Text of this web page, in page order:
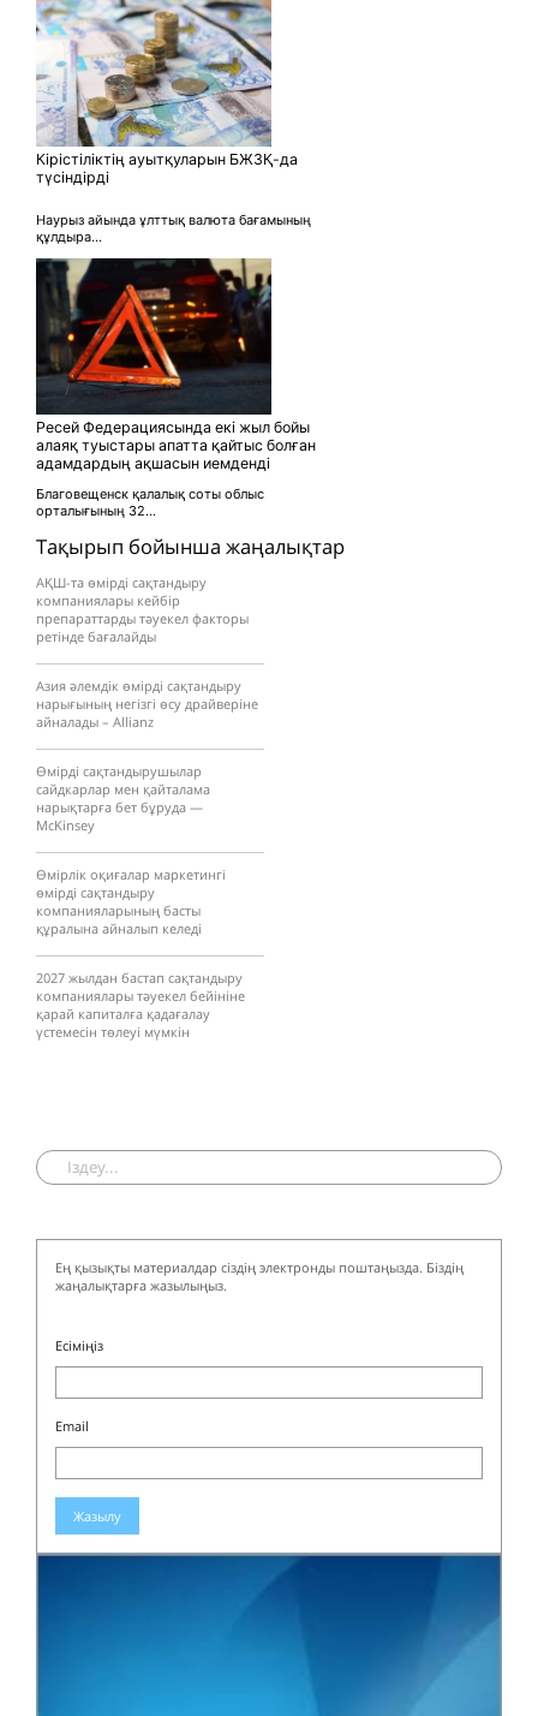
Тақырып бойынша жаңалықтар
АҚШ-та өмірді сақтандыру
компаниялары кейбір
препараттарды тәуекел факторы
ретінде бағалайды
Азия әлемдік өмірді сақтандыру
нарығының негізгі өсу драйверіне
айналады – Allianz
Өмірді сақтандырушылар
сайдкарлар мен қайталама
нарықтарға бет бұруда —
McKinsey
Өмірлік оқиғалар маркетингі
өмірді сақтандыру
компанияларының басты
құралына айналып келеді
2027 жылдан бастап сақтандыру
компаниялары тәуекел бейініне
қарай капиталға қадағалау
үстемесін төлеуі мүмкін
Кірістіліктің ауытқуларын БЖЗҚ-да
түсіндірді
Наурыз айында ұлттық валюта бағамының
құлдыра...
Ресей Федерациясында екі жыл бойы
алаяқ туыстары апатта қайтыс болған
адамдардың ақшасын иемденді
Благовещенск қалалық соты облыс
орталығының 32...
Ең қызықты материалдар сіздің электронды поштаңызда. Біздің
жаңалықтарға жазылыңыз.
Есіміңіз
Email
Жазылу